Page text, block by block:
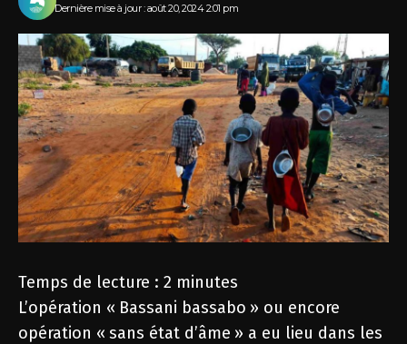
Dernière mise à jour : août 20, 2024 2:01 pm
Temps de lecture : 2 minutes
L’opération « Bassani bassabo » ou encore
opération « sans état d’âme » a eu lieu dans les